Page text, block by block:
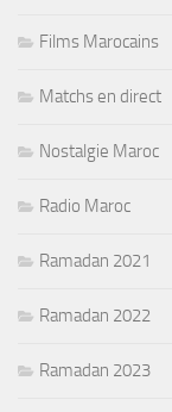
Films Marocains
Matchs en direct
Nostalgie Maroc
Radio Maroc
Ramadan 2021
Ramadan 2022
Ramadan 2023